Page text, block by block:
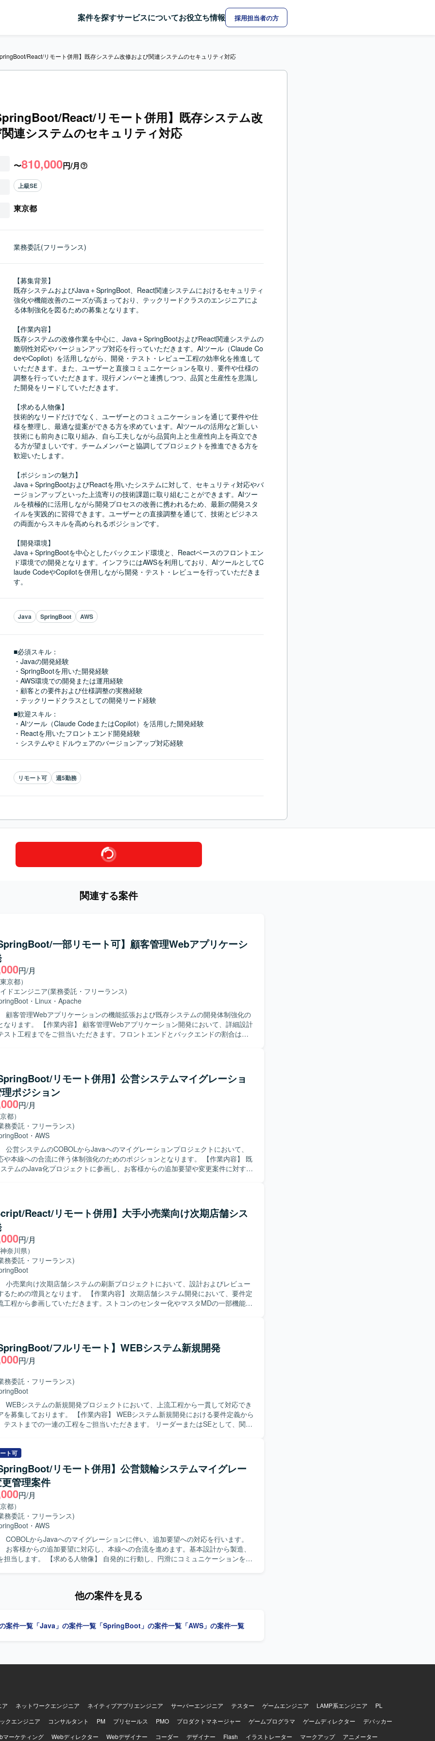
案件を探すサービスについてお役立ち情報 採用担当者の方
React/リモート併用】既存システム改修および関連システムのセキュリティ対応
React/リモート併用】既存システム改
連システムのセキュリティ対応
〜810,000円/月
上級SE
東京都
業務委託(フリーランス)
【募集背景】
既存システムおよびJava＋SpringBoot、React関連システムにおけるセキュリティ
強化や機能改善のニーズが高まっており、テックリードクラスのエンジニアによ
る体制強化を図るための募集となります。
【作業内容】
既存システムの改修作業を中心に、Java＋SpringBootおよびReact関連システムの
脆弱性対応やバージョンアップ対応を行っていただきます。AIツール（Claude Co
deやCopilot）を活用しながら、開発・テスト・レビュー工程の効率化を推進して
いただきます。また、ユーザーと直接コミュニケーションを取り、要件や仕様の
調整を行っていただきます。現行メンバーと連携しつつ、品質と生産性を意識し
た開発をリードしていただきます。
【求める人物像】
技術的なリードだけでなく、ユーザーとのコミュニケーションを通じて要件や仕
様を整理し、最適な提案ができる方を求めています。AIツールの活用など新しい
技術にも前向きに取り組み、自ら工夫しながら品質向上と生産性向上を両立でき
る方が望ましいです。チームメンバーと協調してプロジェクトを推進できる方を
歓迎いたします。
【ポジションの魅力】
Java＋SpringBootおよびReactを用いたシステムに対して、セキュリティ対応やバ
ージョンアップといった上流寄りの技術課題に取り組むことができます。AIツー
ルを積極的に活用しながら開発プロセスの改善に携われるため、最新の開発スタ
イルを実践的に習得できます。ユーザーとの直接調整を通じて、技術とビジネス
の両面からスキルを高められるポジションです。
【開発環境】
Java＋SpringBootを中心としたバックエンド環境と、Reactベースのフロントエン
ド環境での開発となります。インフラにはAWSを利用しており、AIツールとしてC
laude CodeやCopilotを併用しながら開発・テスト・レビューを行っていただきま
す。
Java SpringBoot AWS
■必須スキル：
・Javaの開発経験
・SpringBootを用いた開発経験
・AWS環境での開発または運用経験
・顧客との要件および仕様調整の実務経験
・テックリードクラスとしての開発リード経験
■歓迎スキル：
・AIツール（Claude CodeまたはCopilot）を活用した開発経験
・Reactを用いたフロントエンド開発経験
・システムやミドルウェアのバージョンアップ対応経験
リモート可 週5勤務
関連する案件
一部リモート可】顧客管理Webアプリケーシ
円/月
京都）
ドエンジニア(業務委託・フリーランス)
・ Linux ・ Apache
顧客管理Webアプリケーションの機能拡張および既存システムの開発体制強化の
アプリケーション開発において、詳細設計
スト工程までをご担当いただきます。フロントエンドとバックエンドの割合は概
フロントエンドとバックエンドの双方に関わ
、Webアプリケーション開発のスキルを幅広く習得・強化できる環境です。詳細
トまで一連の工程に携わることで、上流から下流までの実務経験を積むことがで
ン開発環境です。LinuxサーバーおよびApacheを利用した環境での開発を行いま
リモート併用】公営システムマイグレーショ
ポジション
円/月
都）
務委託・フリーランス)
・ AWS
公営システムのCOBOLからJavaへのマイグレーションプロジェクトにおいて、
線への合流に伴う体制強化のためのポジションとなります。 【作業内容】 既
テムのJava化プロジェクトに参画し、お客様からの追加要望や変更案件に対する
りながら推進いただける方を求めております。要件の変化や追加要望にも柔軟に
スピードのバランスを意識して取り組める方が望ましいです。 【ポジションの
なマイグレーションプロジェクトにおいて、上流工程からテストまで一貫して関
きるため、要件定義力から実装力まで幅広いスキルを磨くことができます。モダ
Bootに加え、AWSやReactといった技術にも触れながら、変更管理ポジション
調整経験も積むことができます。 【開発環境】 Java（Spring Boot）を
プリケーション開発環境にて、AWS上の基盤およびReactを用いたフロントエンド
わさった構成となっております。
React/リモート併用】大手小売業向け次期店舗シス
円/月
奈川県）
務委託・フリーランス)
小売業向け次期店舗システムの刷新プロジェクトにおいて、設計およびレビュー
ます。 【作業内容】 次期店舗システム開発において、要件定
工程から参画していただきます。ストコンのセンター化やマスタMDの一部機能の
、関係者とコミュニケーションを取りながらシステム全体を見渡した設計やレビ
方を求めています。複数技術スタックを横断してキャッチアップしつつ、品質に
を持って業務を進めていただける方を歓迎いたします。 【ポジションの魅
構想から詳細設計・レビューまで一貫して関わることができます。フロントエン
エンドまで幅広い技術スタックや、大規模トラフィックを扱うシステム設計の知
。 【開発環境】 TypeScript、React、React Native、Java、
クラウド環境（AWS想定）を用いたシステム開発となります。
フルリモート】WEBシステム新規開発
円/月
務委託・フリーランス)
WEBシステムの新規開発プロジェクトにおいて、上流工程から一貫して対応でき
【作業内容】 WEBシステム新規開発における要件定義から
テストまでの一連の工程をご担当いただきます。 リーダーまたはSEとして、関係
の魅力】 新規開発プロジェクトの上流から参画できるため、要件定義からリリー
わることができ、スキルの幅を広げていただけます。 【開発環境】 Javaおよ
を用いたWEBシステム開発環境となります。
ト可
リモート併用】公営競輪システムマイグレー
管理案件
円/月
都）
務委託・フリーランス)
・ AWS
COBOLからJavaへのマイグレーションに伴い、追加要望への対応を行います。
お客様からの追加要望に対応し、本線への合流を進めます。基本設計から製造、
発的に行動し、円滑にコミュニケーションを取
他の案件を見る
案件一覧 「Java」の案件一覧 「SpringBoot」の案件一覧 「AWS」の案件一覧
ア ネットワークエンジニア ネイティブアプリエンジニア サーバーエンジニア テスター ゲームエンジニア LAMP系エンジニア
PL
クエンジニア
コンサルタント PM プリセールス PMO プロダクトマネージャー ゲームプログラマ ゲームディレクター
デバッカー
マーケティング
Webディレクター Webデザイナー コーダー デザイナー Flash イラストレーター マークアップ アニメーター